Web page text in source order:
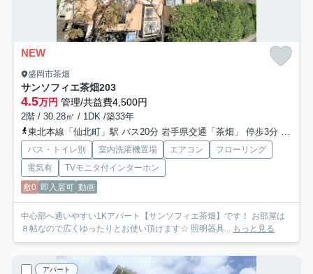
NEW
盛岡市茶畑
サンソフィエ茶畑203
4.5万円 管理/共益費4,500円
2階 / 30.28㎡ / 1DK /築33年
東北本線「仙北町」駅 バス20分 岩手県交通「茶畑」 停歩3分
バス・トイレ別 室内洗濯機置場 エアコン
フローリング
電気有
TVモニタ付インターホン
敷0 即入居可 動画
中心部へ通いやすい1Kアパート【サンソフィエ茶畑】です！ お部屋は
８帖なので広くゆったりとお使い頂けます☆ 照明器具... もっと見る
アパート